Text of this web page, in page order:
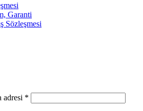
Garanti
Sözleşmesi
adresi *